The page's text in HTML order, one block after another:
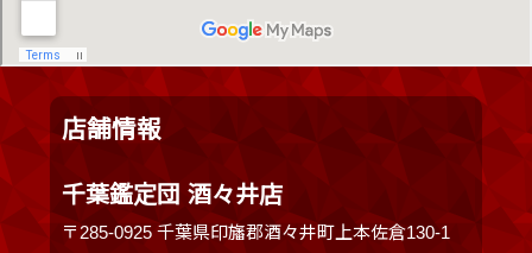
店舗情報
千葉鑑定団 酒々井店
〒285-0925 千葉県印旛郡酒々井町上本佐倉130-1